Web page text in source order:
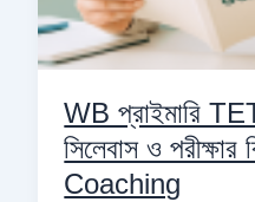
WB প্রাইমারি
সিলেবাস ও
Coaching